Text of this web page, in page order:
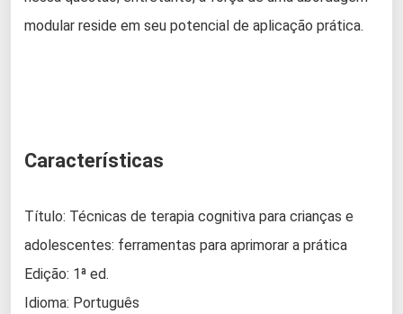
modular reside em seu potencial de aplicação prática.
Características
Título: Técnicas de terapia cognitiva para crianças e
adolescentes: ferramentas para aprimorar a prática
Edição: 1ª ed.
Idioma: Português